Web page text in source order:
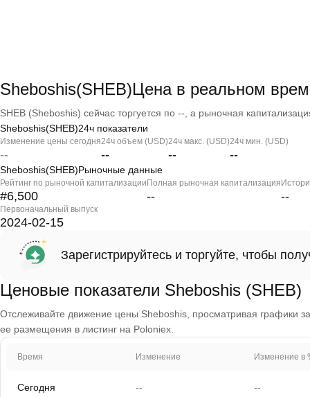
Sheboshis(SHEB)Цена в реальном
SHEB (Sheboshis) сейчас торгуется по --, а рыночная
Sheboshis(SHEB)24ч показатели
Изменение цены сегодня
--
24ч объем (USD)
--
24ч макс. (USD)
--
24ч мин. (USD)
--
Sheboshis(SHEB)Рыночные данные
Рейтинг по рыночной капитализации
#6,500
Полная рыночная капитализация
-- --
Первоначальный выпуск
2024-02-15
Зарегистрируйтесь и торгуйте, чтобы
Ценовые показатели Sheboshis (SHEB)
Отслеживайте движение цены Sheboshis, просматривая графики
ее размещения в листинг на Poloniex.
Время Изменение Изменение в
Сегодня -- --